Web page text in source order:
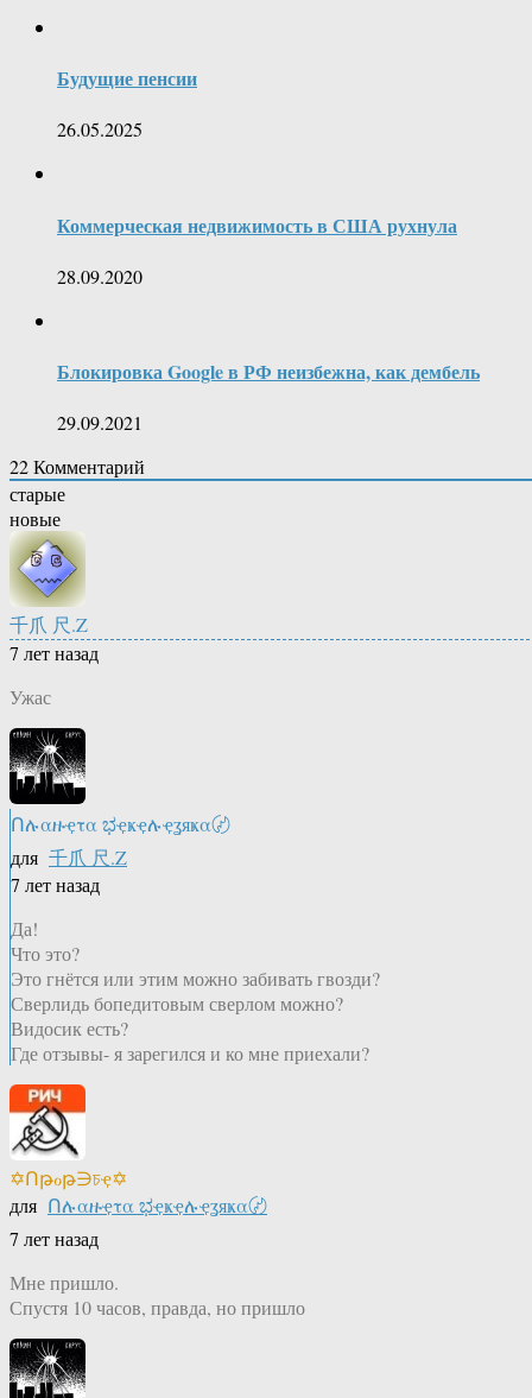
Будущие пенсии
26.05.2025
Коммерческая недвижимость в США рухнула
28.09.2020
Блокировка Google в РФ неизбежна, как дембель
29.09.2021
22Комментарий
старые
новые
千爪 尺.Z
7 лет назад
Ужас
Ոሉαዙҿτα ಭҿҝҿሉҿʓяҝα〄
для 千爪 尺.Z
7 лет назад
Да!
Что это?
Это гнётся или этим можно забивать гвозди?
Сверлидь бопедитовым сверлом можно?
Видосик есть?
Где отзывы- я зарегился и ко мне приехали?
✡Ոթℴթ∋চҿ✡
для Ոሉαዙҿτα ಭҿҝҿሉҿʓяҝα〄
7 лет назад
Мне пришло.
Спустя 10 часов, правда, но пришло